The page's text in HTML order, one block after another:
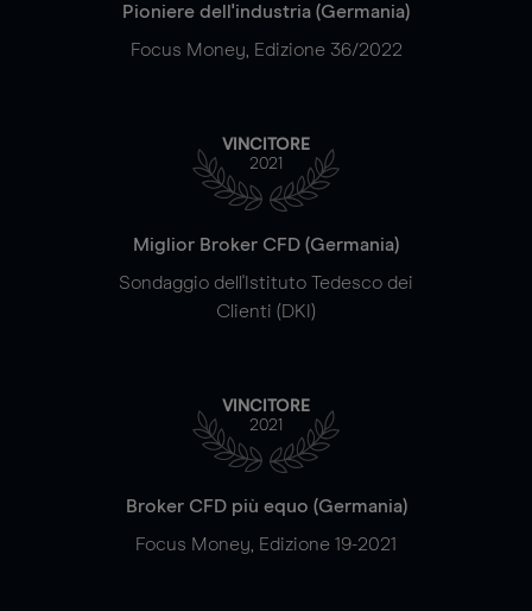
Pioniere dell'industria (Germania)
Focus Money, Edizione 36/2022
VINCITORE
2021
Miglior Broker CFD (Germania)
Sondaggio dell'Istituto Tedesco dei
Clienti (DKI)
VINCITORE
2021
Broker CFD più equo (Germania)
Focus Money, Edizione 19-2021